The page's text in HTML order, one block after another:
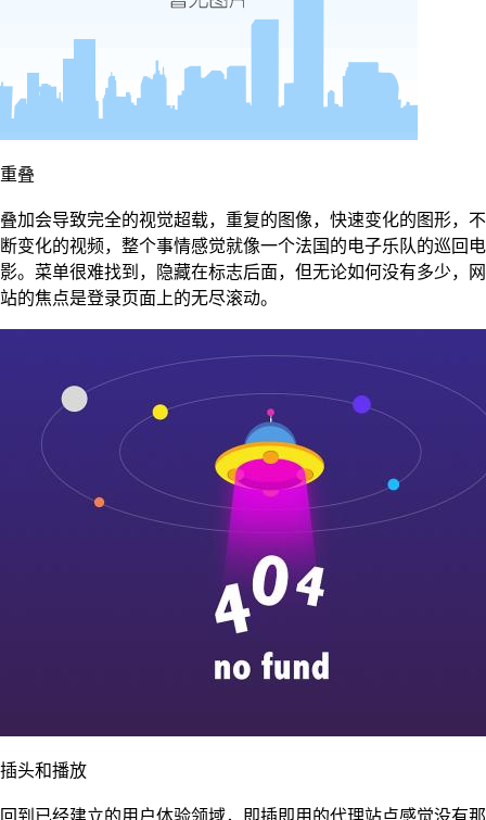
重叠
叠加会导致完全的视觉超载，重复的图像，快速变化的图形，不
断变化的视频，整个事情感觉就像一个法国的电子乐队的巡回电
影。菜单很难找到，隐藏在标志后面，但无论如何没有多少，网
站的焦点是登录页面上的无尽滚动。
插头和播放
回到已经建立的用户体验领域，即插即用的代理站点感觉没有那